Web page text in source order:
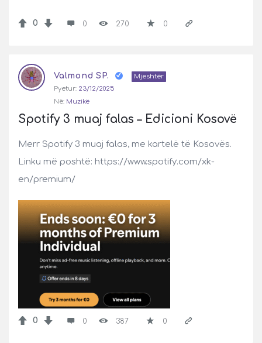
0 0 270 0
Valmond SP.
Mjeshtër
Pyetur: 23/12/2025
Në: Muzikë
Spotify 3 muaj falas – Edicioni Kosovë
Merr Spotify 3 muaj falas, me kartelë të Kosovës.
Linku më poshtë: https://www.spotify.com/xk-
en/premium/
0 0 387 0